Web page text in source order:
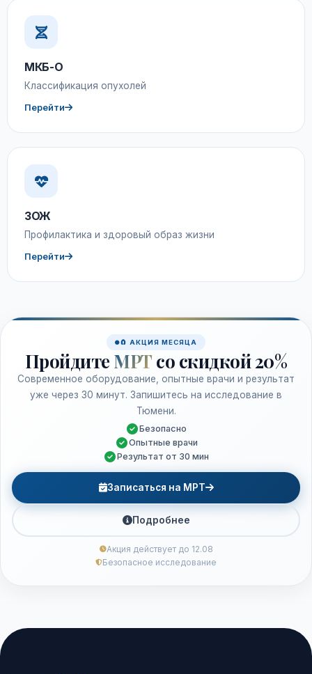
МКБ-О
Классификация опухолей
Перейти
ЗОЖ
Профилактика и здоровый образ жизни
Перейти
🧲 АКЦИЯ МЕСЯЦА
Пройдите МРТ со скидкой 20%
Современное оборудование, опытные врачи и результат
уже через 30 минут. Запишитесь на исследование в
Тюмени.
Безопасно
Опытные врачи
Результат от 30 мин
Записаться на МРТ
Подробнее
Акция действует до 12.08
Безопасное исследование